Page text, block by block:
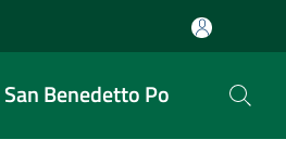
Benedetto Po